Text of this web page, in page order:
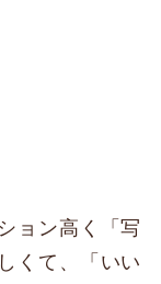
ョン高く「写
くて、「いい